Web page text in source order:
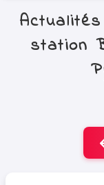
station